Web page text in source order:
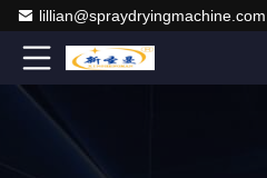
lillian@spraydryingmachine.com